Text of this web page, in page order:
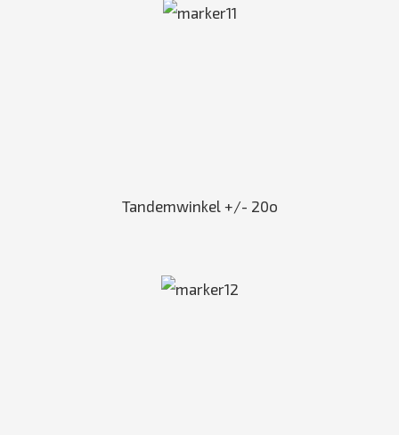
Tandemwinkel +/- 20o